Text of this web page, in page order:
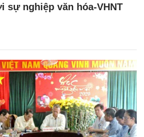
sự nghiệp văn hóa-VHNT